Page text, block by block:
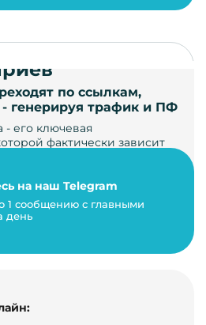
по ссылкам,
- генерируя трафик и ПФ
- его ключевая
фактически зависит
на наш Telegram
1 сообщению с главными
день